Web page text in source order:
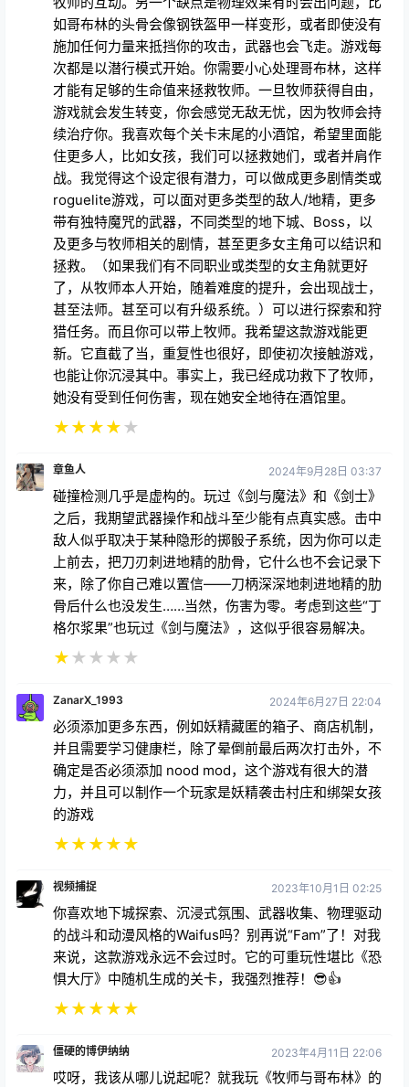
如哥布林的头骨会像钢铁盔甲一样变形，或者即使没有
施加任何力量来抵挡你的攻击，武器也会飞走。游戏每
次都是以潜行模式开始。你需要小心处理哥布林，这样
才能有足够的生命值来拯救牧师。一旦牧师获得自由，
游戏就会发生转变，你会感觉无敌无忧，因为牧师会持
续治疗你。我喜欢每个关卡末尾的小酒馆，希望里面能
住更多人，比如女孩，我们可以拯救她们，或者并肩作
战。我觉得这个设定很有潜力，可以做成更多剧情类或
roguelite游戏，可以面对更多类型的敌人/地精，更多
带有独特魔咒的武器，不同类型的地下城、Boss，以
及更多与牧师相关的剧情，甚至更多女主角可以结识和
拯救。（如果我们有不同职业或类型的女主角就更好
了，从牧师本人开始，随着难度的提升，会出现战士，
甚至法师。甚至可以有升级系统。）可以进行探索和狩
猎任务。而且你可以带上牧师。我希望这款游戏能更
新。它直截了当，重复性也很好，即使初次接触游戏，
也能让你沉浸其中。事实上，我已经成功救下了牧师，
她没有受到任何伤害，现在她安全地待在酒馆里。
★★★★★
章鱼人 2024年9月28日 03:37
碰撞检测几乎是虚构的。玩过《剑与魔法》和《剑士》
之后，我期望武器操作和战斗至少能有点真实感。击中
敌人似乎取决于某种隐形的掷骰子系统，因为你可以走
上前去，把刀刃刺进地精的肋骨，它什么也不会记录下
来，除了你自己难以置信——刀柄深深地刺进地精的肋
骨后什么也没发生……当然，伤害为零。考虑到这些“丁
格尔浆果”也玩过《剑与魔法》，这似乎很容易解决。
★★ ★ ★ ★
ZanarX_1993 2024年6月27日 22:04
必须添加更多东西，例如妖精藏匿的箱子、商店机制，
并且需要学习健康栏，除了晕倒前最后两次打击外，不
确定是否必须添加 nood mod，这个游戏有很大的潜
力，并且可以制作一个玩家是妖精袭击村庄和绑架女孩
的游戏
★★★★★
视频捕捉 2023年10月1日 02:25
你喜欢地下城探索、沉浸式氛围、武器收集、物理驱动
的战斗和动漫风格的Waifus吗？别再说“Fam”了！对我
来说，这款游戏永远不会过时。它的可重玩性堪比《恐
惧大厅》中随机生成的关卡，我强烈推荐！😎👍
★★★★★
僵硬的博伊纳纳 2023年4月11日 22:06
哎呀，我该从哪儿说起呢？就我玩《牧师与哥布林》的